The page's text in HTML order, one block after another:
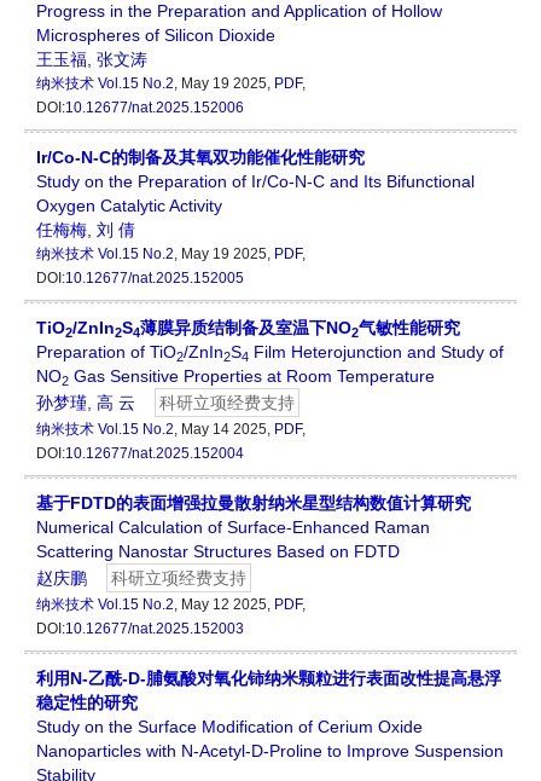
Progress in the Preparation and Application of Hollow
Microspheres of Silicon Dioxide
王玉福 张文涛
纳米技术 Vol.15 No.2, May 19 2025, PDF,
DOI:10.12677/nat.2025.152006
Ir/Co-N-C的制备及其氧双功能催化性能研究
Study on the Preparation of Ir/Co-N-C and Its Bifunctional
Oxygen Catalytic Activity
任梅梅 刘 倩
纳米技术 Vol.15 No.2, May 19 2025, PDF,
DOI:10.12677/nat.2025.152005
TiO2/ZnIn2S4薄膜异质结制备及室温下NO2气敏性能研究
Preparation of TiO2/ZnIn2S4 Film Heterojunction and Study of
NO2 Gas Sensitive Properties at Room Temperature
孙梦瑾 高 云 科研立项经费支持
纳米技术 Vol.15 No.2, May 14 2025, PDF,
DOI:10.12677/nat.2025.152004
基于FDTD的表面增强拉曼散射纳米星型结构数值计算研究
Numerical Calculation of Surface-Enhanced Raman
Scattering Nanostar Structures Based on FDTD
赵庆鹏
科研立项经费支持
纳米技术 Vol.15 No.2, May 12 2025, PDF,
DOI:10.12677/nat.2025.152003
利用N-乙酰-D-脯氨酸对氧化铈纳米颗粒进行表面改性提高悬浮
稳定性的研究
Study on the Surface Modification of Cerium Oxide
Nanoparticles with N-Acetyl-D-Proline to Improve Suspension
Stability